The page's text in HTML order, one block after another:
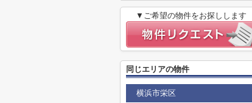
▼ご希望の物件をお探しします
同じエリアの物件
横浜市栄区